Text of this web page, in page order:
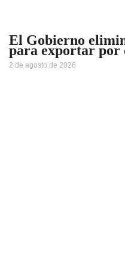
El Gobierno
para exportar por
2 de agosto de 2026